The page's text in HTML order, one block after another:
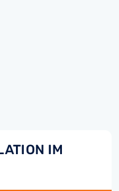
IM